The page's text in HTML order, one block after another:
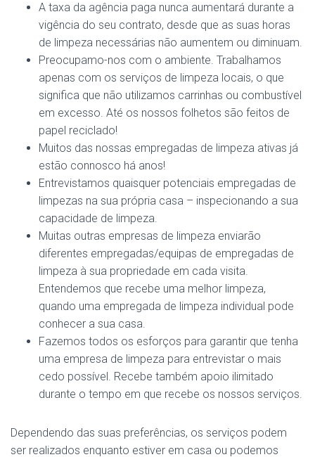
A taxa da agência paga nunca aumentará durante a
vigência do seu contrato, desde que as suas horas
de limpeza necessárias não aumentem ou diminuam.
Preocupamo-nos com o ambiente. Trabalhamos
apenas com os serviços de limpeza locais, o que
significa que não utilizamos carrinhas ou combustível
em excesso. Até os nossos folhetos são feitos de
papel reciclado!
Muitos das nossas empregadas de limpeza ativas já
estão connosco há anos!
Entrevistamos quaisquer potenciais empregadas de
limpezas na sua própria casa – inspecionando a sua
capacidade de limpeza.
Muitas outras empresas de limpeza enviarão
diferentes empregadas/equipas de empregadas de
limpeza à sua propriedade em cada visita.
Entendemos que recebe uma melhor limpeza,
quando uma empregada de limpeza individual pode
conhecer a sua casa.
Fazemos todos os esforços para garantir que tenha
uma empresa de limpeza para entrevistar o mais
cedo possível. Recebe também apoio ilimitado
durante o tempo em que recebe os nossos serviços.
Dependendo das suas preferências, os serviços podem
ser realizados enquanto estiver em casa ou podemos